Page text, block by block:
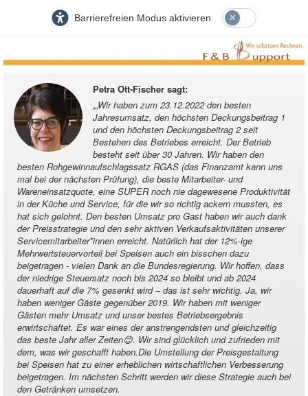
Barrierefreien Modus aktivieren
Petra Ott-Fischer sagt:
„„Wir haben zum 23.12.2022 den besten
Jahresumsatz, den höchsten Deckungsbeitrag 1
und den höchsten Deckungsbeitrag 2 seit
Bestehen des Betriebes erreicht. Der Betrieb
besteht seit über 30 Jahren. Wir haben den
besten Rohgewinnaufschlagssatz RGAS (das Finanzamt kann uns
mal bei der nächsten Prüfung), die beste Mitarbeiter- und
Wareneinsatzquote, eine SUPER noch nie dagewesene Produktivität
in der Küche und Service, für die wir so richtig ackern mussten, es
hat sich gelohnt. Den besten Umsatz pro Gast haben wir auch dank
der Preisstrategie und den sehr aktiven Verkaufsaktivitäten unserer
Servicemitarbeiter*innen erreicht. Natürlich hat der 12%-ige
Mehrwertsteuervorteil bei Speisen auch ein bisschen dazu
beigetragen - vielen Dank an die Bundesregierung. Wir hoffen, dass
der niedrige Steuersatz noch bis 2024 so bleibt und ab 2024
dauerhaft auf die 7% gesenkt wird – das ist sehr wichtig. Ja, wir
haben weniger Gäste gegenüber 2019. Wir haben mit weniger
Gästen mehr Umsatz und unser bestes Betriebsergebnis
erwirtschaftet. Es war eines der anstrengendsten und gleichzeitig
das beste Jahr aller Zeiten😊. Wir sind glücklich und zufrieden mit
dem, was wir geschafft haben.Die Umstellung der Preisgestaltung
bei Speisen hat zu einer erheblichen wirtschaftlichen Verbesserung
beigetragen. Im nächsten Schritt werden wir diese Strategie auch bei
den Getränken umsetzen.